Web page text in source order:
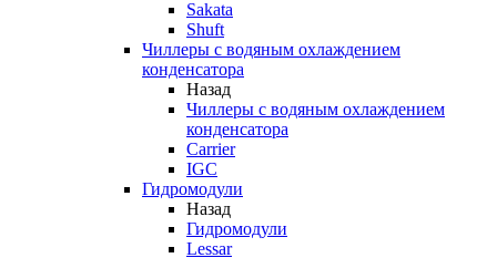
Sakata
Shuft
Чиллеры с водяным охлаждением
конденсатора
Назад
Чиллеры с водяным охлаждением
конденсатора
Carrier
IGC
Гидромодули
Назад
Гидромодули
Lessar